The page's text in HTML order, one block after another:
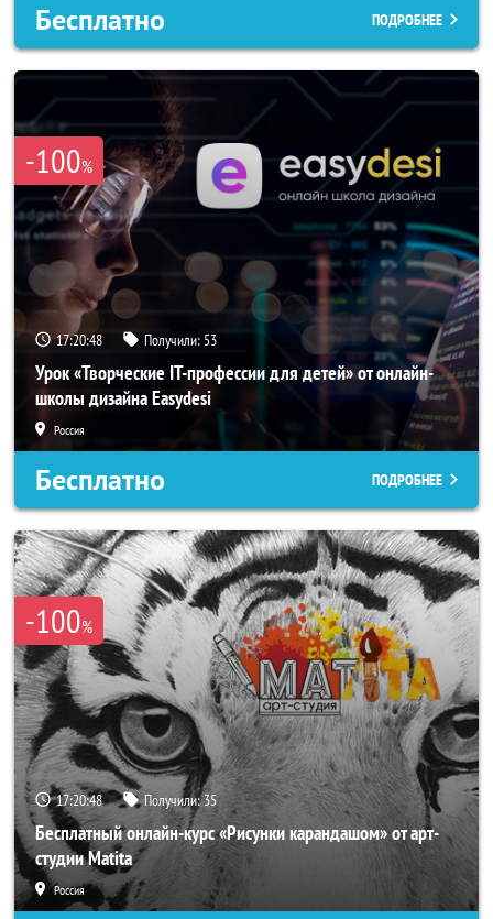
Бесплатно ПОДРОБНЕЕ
-100%
17:20:46 Получили: 53
Урок «Творческие IT-профессии для детей» от онлайн-
школы дизайна Easydesi
Россия
Бесплатно ПОДРОБНЕЕ
-100%
17:20:46 Получили:35
Бесплатный онлайн-курс «Рисунки карандашом» от арт-
студии Matita
Россия